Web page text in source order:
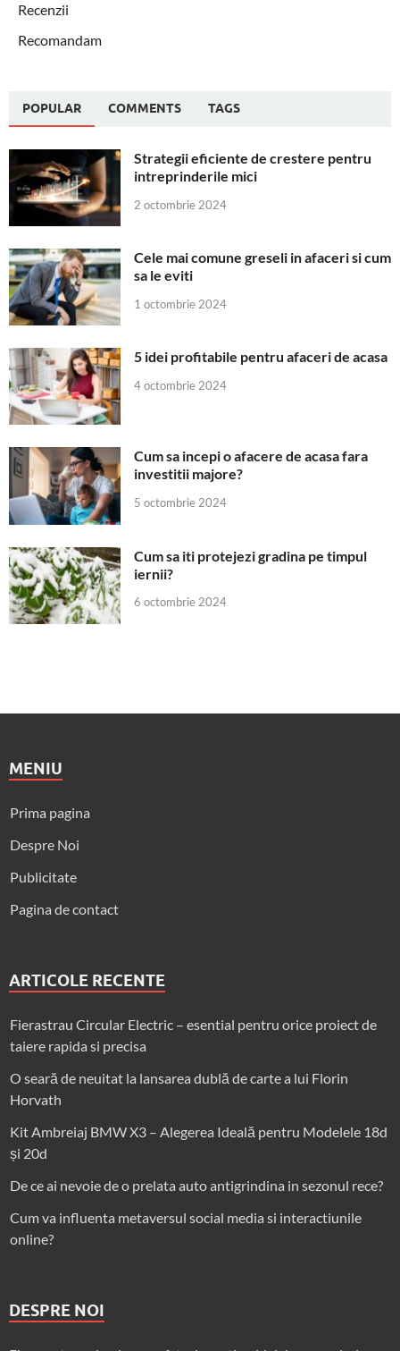
Recenzii
Recomandam
POPULAR COMMENTS TAGS
Strategii eficiente de crestere pentru
intreprinderile mici
2 octombrie 2024
Cele mai comune greseli in afaceri si cum
sa le eviti
1 octombrie 2024
5 idei profitabile pentru afaceri de acasa
4 octombrie 2024
Cum sa incepi o afacere de acasa fara
investitii majore?
5 octombrie 2024
Cum sa iti protejezi gradina pe timpul
iernii?
6 octombrie 2024
MENIU
Prima pagina
Despre Noi
Publicitate
Pagina de contact
ARTICOLE RECENTE
Fierastrau Circular Electric – esential pentru orice proiect de
taiere rapida si precisa
O seară de neuitat la lansarea dublă de carte a lui Florin
Horvath
Kit Ambreiaj BMW X3 – Alegerea Ideală pentru Modelele 18d
și 20d
De ce ai nevoie de o prelata auto antigrindina in sezonul rece?
Cum va influenta metaversul social media si interactiunile
online?
DESPRE NOI